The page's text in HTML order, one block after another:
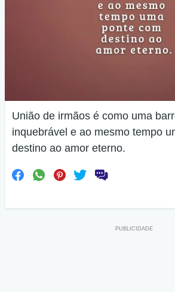
União de irmãos é como uma
inquebrável e ao mesmo tempo
destino ao amor eterno.